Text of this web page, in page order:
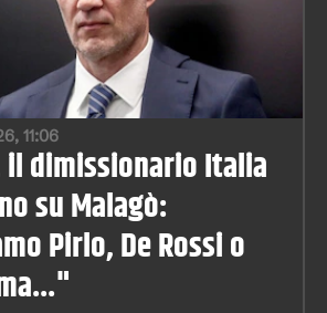
11:06
dimissionario Italia
su Malagò:
Pirlo, De Rossi o